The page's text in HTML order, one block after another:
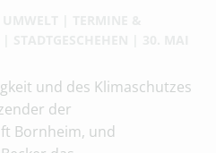
und des Klimaschutzes
der
Bornheim, und